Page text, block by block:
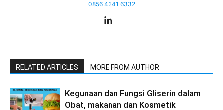
0856 4341 6332
RELATED ARTICLES MORE FROM AUTHOR
Kegunaan dan Fungsi Gliserin dalam
Obat, makanan dan Kosmetik